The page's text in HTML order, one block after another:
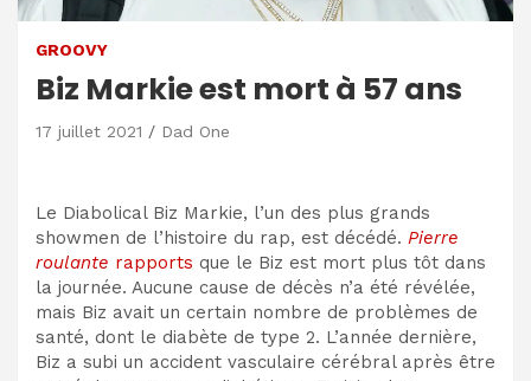
GROOVY
Biz Markie est mort à 57 ans
17 juillet 2021 Dad One
Le Diabolical Biz Markie, l’un des plus grands
showmen de l’histoire du rap, est décédé. Pierre
roulante rapports que le Biz est mort plus tôt dans
la journée. Aucune cause de décès n’a été révélée,
mais Biz avait un certain nombre de problèmes de
santé, dont le diabète de type 2. L’année dernière,
Biz a subi un accident vasculaire cérébral après être